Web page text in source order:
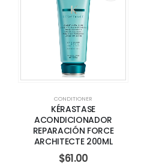
CONDITIONER
KÉRASTASE
ACONDICIONADOR
REPARACIÓN FORCE
ARCHITECTE 200ML
$61.00